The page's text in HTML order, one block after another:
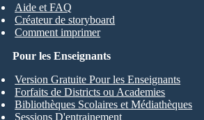
Aide et FAQ
Créateur de storyboard
Comment imprimer
Pour les Enseignants
Version Gratuite Pour les Enseignants
Forfaits de Districts ou Academies
Bibliothèques Scolaires et Médiathèques
Sessions D'entrainement